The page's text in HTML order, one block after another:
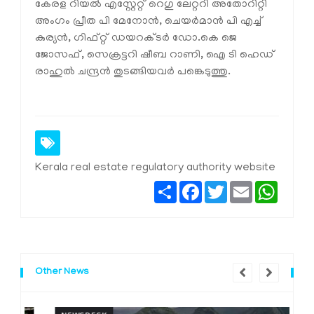
കേരള റിയൽ എസ്റ്റേറ്റ് റെഗു ലേറ്ററി അതോറിറ്റി
അംഗം പ്രീത പി മേനോൻ, ചെയർമാൻ പി എച്ച്
കുര്യൻ, ഗിഫ്റ്റ് ഡയറക്ടർ ഡോ.കെ ജെ
ജോസഫ്, സെക്രട്ടറി ഷീബ റാണി, ഐ ടി ഹെഡ്
രാഹുൽ ചന്ദ്രൻ തുടങ്ങിയവർ പങ്കെടുത്തു.
Kerala real estate regulatory authority website
ShareFacebook
TwitterEmail
Other News